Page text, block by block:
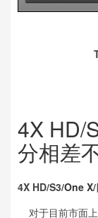
4X HD/
分相差
4X HD/S3/One X/
对于目前市面